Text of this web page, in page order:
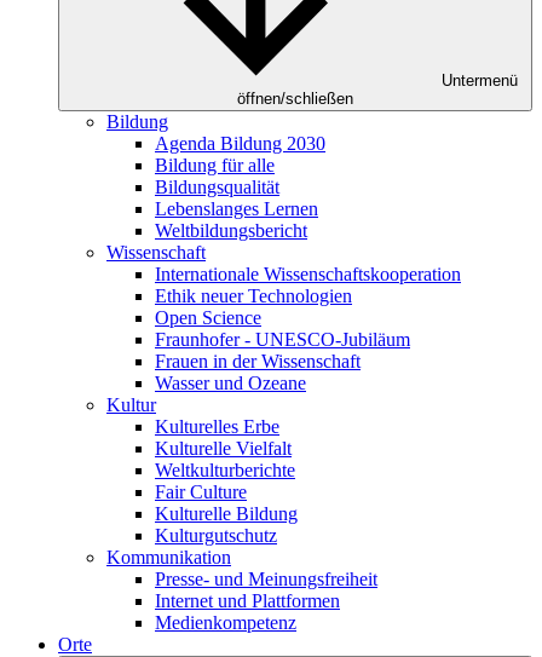
Untermenü
öffnen/schließen
Bildung
Agenda Bildung 2030
Bildung für alle
Bildungsqualität
Lebenslanges Lernen
Weltbildungsbericht
Wissenschaft
Internationale Wissenschaftskooperation
Ethik neuer Technologien
Open Science
Fraunhofer - UNESCO-Jubiläum
Frauen in der Wissenschaft
Wasser und Ozeane
Kultur
Kulturelles Erbe
Kulturelle Vielfalt
Weltkulturberichte
Fair Culture
Kulturelle Bildung
Kulturgutschutz
Kommunikation
Presse- und Meinungsfreiheit
Internet und Plattformen
Medienkompetenz
Orte